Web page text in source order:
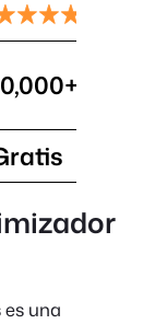
una